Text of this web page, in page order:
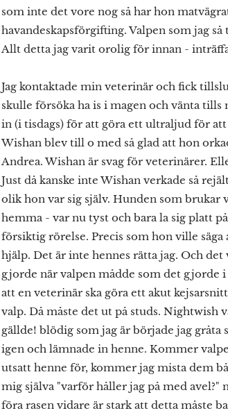
som inte det vore nog så har hon
havandeskapsförgifting. Valpen som jag
Allt detta jag varit orolig för innan -
Jag kontaktade min veterinär och fick
skulle försöka ha is i magen och vänta
in (i tisdags) för att göra ett ultraljud för
Wishan blev till o med så glad att hon
Andrea. Wishan är svag för veterinärer.
Just då kanske inte Wishan verkade så
olik hon var sig själv. Hunden som brukar
hemma - var nu tyst och bara la sig platt
försiktig rörelse. Precis som hon ville
hjälp. Det är inte hennes rätta jag. Och
gjorde när valpen mådde som det gjorde
att en veterinär ska göra ett akut
valp. Då måste det ut på studs. Nightwish
gällde! blödig som jag är började jag gråta
igen och lämnade in henne. Kommer
utsatt henne för, kommer jag mista dem
mig själva "varför håller jag på med
föra rasen vidare är stark att detta måste